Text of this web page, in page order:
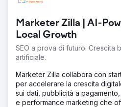
Marketer Zilla | AI-
Local Growth
SEO a prova di futuro. Crescita
artificiale.
Marketer Zilla collabora con
per accelerare la crescita
sui dati, pubblicità a
e performance marketing che